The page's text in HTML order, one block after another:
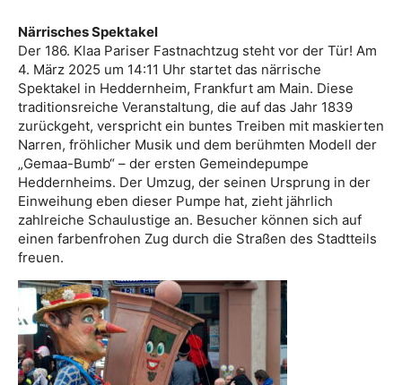
Närrisches Spektakel
Der 186. Klaa Pariser Fastnachtzug steht vor der Tür! Am
4. März 2025 um 14:11 Uhr startet das närrische
Spektakel in Heddernheim, Frankfurt am Main. Diese
traditionsreiche Veranstaltung, die auf das Jahr 1839
zurückgeht, verspricht ein buntes Treiben mit maskierten
Narren, fröhlicher Musik und dem berühmten Modell der
„Gemaa-Bumb“ – der ersten Gemeindepumpe
Heddernheims. Der Umzug, der seinen Ursprung in der
Einweihung eben dieser Pumpe hat, zieht jährlich
zahlreiche Schaulustige an. Besucher können sich auf
einen farbenfrohen Zug durch die Straßen des Stadtteils
freuen.